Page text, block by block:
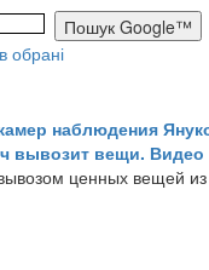
обрані
наблюдения
вывозит вещи. Видео
ценных вещей